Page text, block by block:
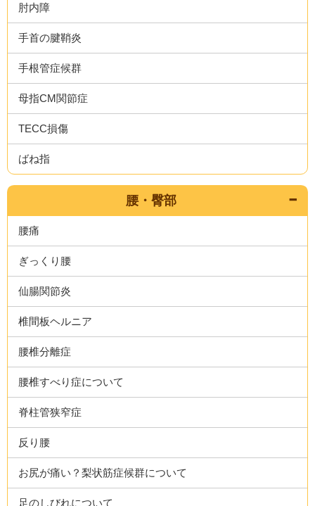
肘内障
手首の腱鞘炎
手根管症候群
母指CM関節症
TECC損傷
ばね指
腰・臀部
腰痛
ぎっくり腰
仙腸関節炎
椎間板ヘルニア
腰椎分離症
腰椎すべり症について
脊柱管狭窄症
反り腰
お尻が痛い？梨状筋症候群について
足のしびれについて